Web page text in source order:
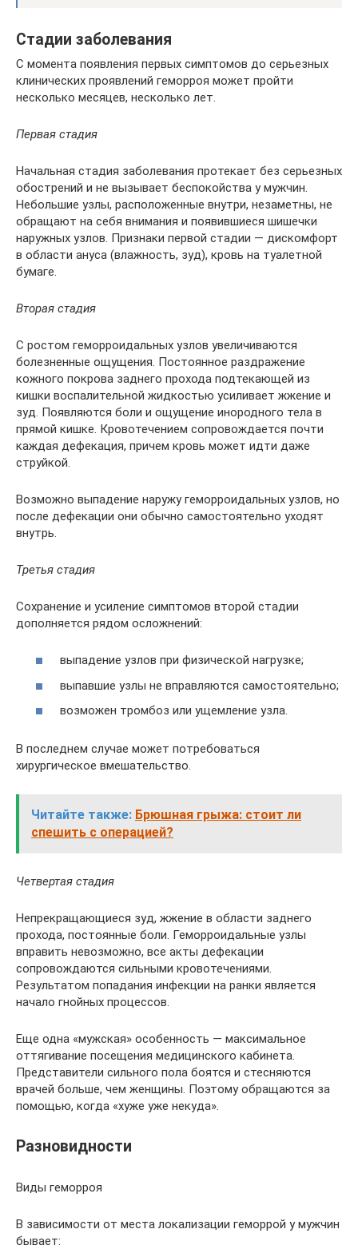
Стадии заболевания
С момента появления первых симптомов до серьезных
клинических проявлений геморроя может пройти
несколько месяцев, несколько лет.
Первая стадия
Начальная стадия заболевания протекает без серьезных
обострений и не вызывает беспокойства у мужчин.
Небольшие узлы, расположенные внутри, незаметны, не
обращают на себя внимания и появившиеся шишечки
наружных узлов. Признаки первой стадии — дискомфорт
в области ануса (влажность, зуд), кровь на туалетной
бумаге.
Вторая стадия
С ростом геморроидальных узлов увеличиваются
болезненные ощущения. Постоянное раздражение
кожного покрова заднего прохода подтекающей из
кишки воспалительной жидкостью усиливает жжение и
зуд. Появляются боли и ощущение инородного тела в
прямой кишке. Кровотечением сопровождается почти
каждая дефекация, причем кровь может идти даже
струйкой.
Возможно выпадение наружу геморроидальных узлов, но
после дефекации они обычно самостоятельно уходят
внутрь.
Третья стадия
Сохранение и усиление симптомов второй стадии
дополняется рядом осложнений:
выпадение узлов при физической нагрузке;
выпавшие узлы не вправляются самостоятельно;
возможен тромбоз или ущемление узла.
В последнем случае может потребоваться
хирургическое вмешательство.
Читайте также: Брюшная грыжа: стоит ли
спешить с операцией?
Четвертая стадия
Непрекращающиеся зуд, жжение в области заднего
прохода, постоянные боли. Геморроидальные узлы
вправить невозможно, все акты дефекации
сопровождаются сильными кровотечениями.
Результатом попадания инфекции на ранки является
начало гнойных процессов.
Еще одна «мужская» особенность — максимальное
оттягивание посещения медицинского кабинета.
Представители сильного пола боятся и стесняются
врачей больше, чем женщины. Поэтому обращаются за
помощью, когда «хуже уже некуда».
Разновидности
Виды геморроя
В зависимости от места локализации геморрой у мужчин
бывает: